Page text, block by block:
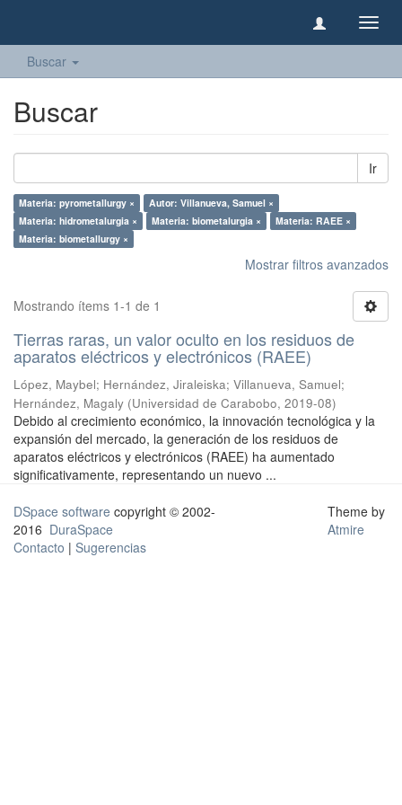
Buscar
Buscar
Ir
Materia: pyrometallurgy ×
Autor: Villanueva, Samuel ×
Materia: hidrometalurgia ×
Materia: biometalurgia ×
Materia: RAEE ×
Materia: biometallurgy ×
Mostrar filtros avanzados
Mostrando ítems 1-1 de 1
Tierras raras, un valor oculto en los residuos de
aparatos eléctricos y electrónicos (RAEE)
López, Maybel; Hernández, Jiraleiska; Villanueva, Samuel;
Hernández, Magaly (Universidad de Carabobo, 2019-08)
Debido al crecimiento económico, la innovación tecnológica y la
expansión del mercado, la generación de los residuos de
aparatos eléctricos y electrónicos (RAEE) ha aumentado
significativamente, representando un nuevo ...
DSpace software copyright © 2002-
2016 DuraSpace
Contacto | Sugerencias
Theme by
Atmire